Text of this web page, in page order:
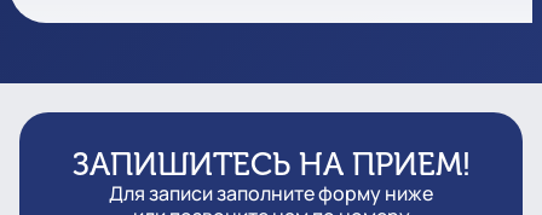
ЗАПИШИТЕСЬ НА ПРИЕМ!
Для записи заполните форму ниже